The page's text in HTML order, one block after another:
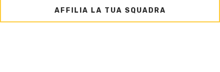
AFFILIA LA TUA SQUADRA